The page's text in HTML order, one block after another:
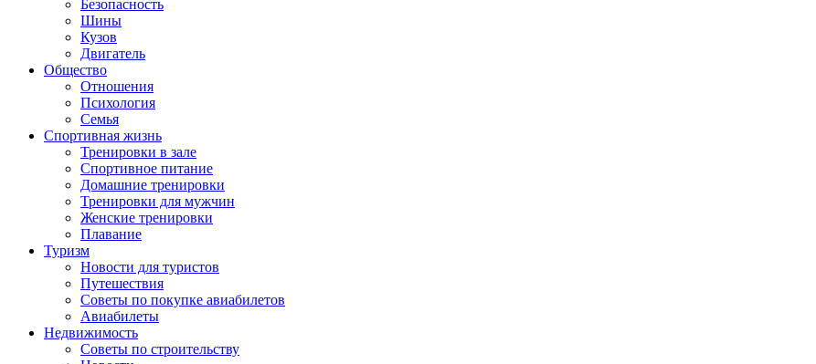
Безопасность
Шины
Кузов
Двигатель
Общество
Отношения
Психология
Семья
Спортивная жизнь
Тренировки в зале
Спортивное питание
Домашние тренировки
Тренировки для мужчин
Женские тренировки
Плавание
Туризм
Новости для туристов
Путешествия
Советы по покупке авиабилетов
Авиабилеты
Недвижимость
Советы по строительству